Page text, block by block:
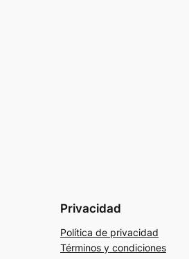
Privacidad
Política de privacidad
Términos y condiciones